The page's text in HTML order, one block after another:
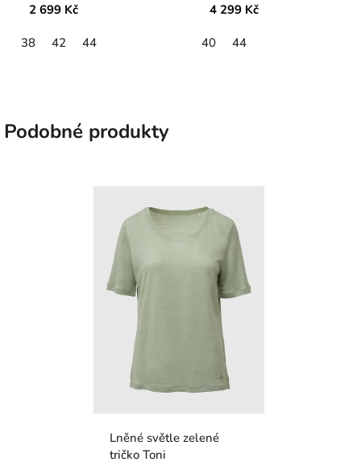
2 699 Kč
38 42 44
4 299 Kč
40 44
Podobné produkty
Lněné světle zelené
tričko Toni